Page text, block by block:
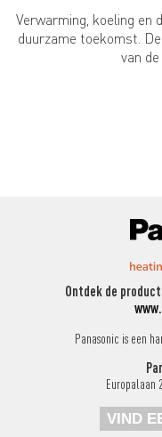
Verwarming, koeling en
duurzame toekomst.
van
Ontdek de
Panasonic is een
Europalaan
VIND